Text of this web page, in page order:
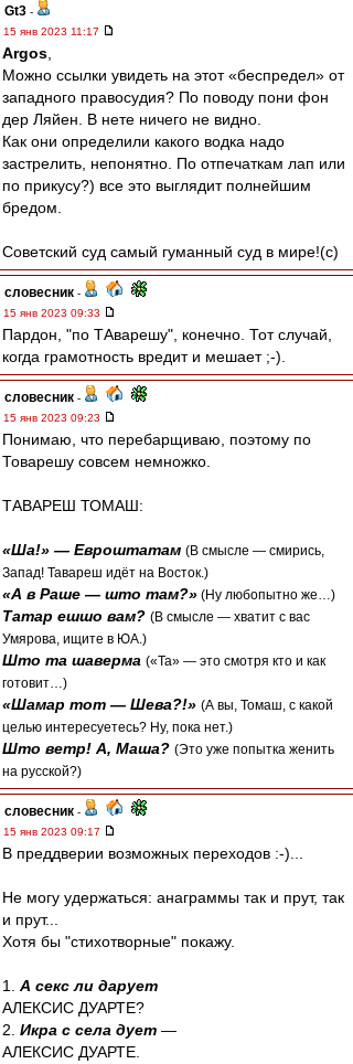
Gt3 -
15 янв 2023 11:17
Argos
Можно ссылки увидеть на этот «беспредел» от
западного правосудия? По поводу пони фон
дер Ляйен. В нете ничего не видно.
Как они определили какого водка надо
застрелить, непонятно. По отпечаткам лап или
по прикусу?) все это выглядит полнейшим
бредом.
Советский суд самый гуманный суд в мире!(с)
словесник -
15 янв 2023 09:33
Пардон, "по ТАварешу", конечно. Тот случай,
когда грамотность вредит и мешает ;-).
словесник -
15 янв 2023 09:23
Понимаю, что перебарщиваю, поэтому по
Товарешу совсем немножко.
ТАВАРЕШ ТОМАШ:
«Ша!» — Евроштатам (В смысле — смирись,
Запад! Тавареш идёт на Восток.)
«А в Раше — што там?» (Ну любопытно же…)
Татар ешшо вам? (В смысле — хватит с вас
Умярова, ищите в ЮА.)
Што та шаверма («Та» — это смотря кто и как
готовит…)
«Шамар тот — Шева?!» (А вы, Томаш, с какой
целью интересуетесь? Ну, пока нет.)
Што ветр! А, Маша? (Это уже попытка женить
на русской?)
словесник -
15 янв 2023 09:17
В преддверии возможных переходов :-)...
Не могу удержаться: анаграммы так и прут, так
и прут...
Хотя бы "стихотворные" покажу.
1. А секс ли дарует
АЛЕКСИС ДУАРТЕ?
2. Икра с села дует —
АЛЕКСИС ДУАРТЕ.